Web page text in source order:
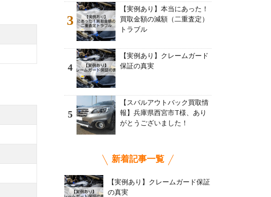
3
【実例あり】本当にあった！
買取金額の減額（二重査定）
トラブル
4
【実例あり】クレームガード
保証の真実
5
【スバルアウトバック買取情
報】兵庫県西宮市T様、あり
がとうございました！
新着記事一覧
【実例あり】クレームガード保証
の真実